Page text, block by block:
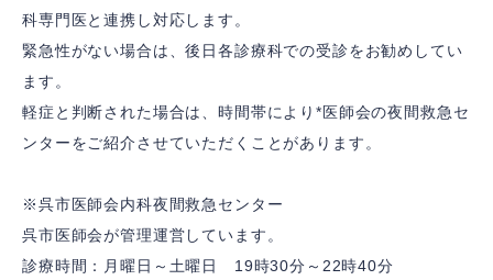
科専門医と連携し対応します。
緊急性がない場合は、後日各診療科での受診をお勧めしてい
ます。
軽症と判断された場合は、時間帯により*医師会の夜間救急セ
ンターをご紹介させていただくことがあります。
※呉市医師会内科夜間救急センター
呉市医師会が管理運営しています。
診療時間：月曜日～土曜日 19時30分～22時40分